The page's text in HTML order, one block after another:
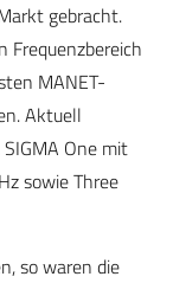
gebracht.
Frequenzbereich
MANET-
Aktuell
One mit
sowie Three
so waren die